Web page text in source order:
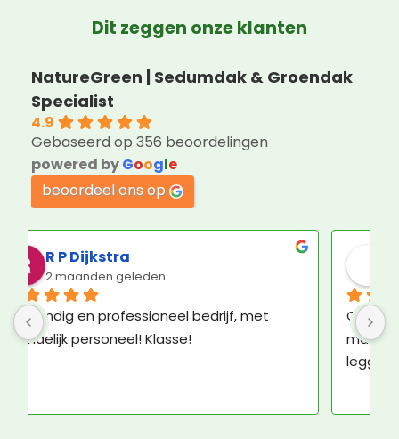
Dit zeggen onze klanten
NatureGreen | Sedumdak & Groendak
Specialist
4.9
Gebaseerd op 356 beoordelingen
powered byGoogle
beoordeel ons op
Jorin Hoogenboom
3 maanden geleden
Geweldige service en ruim voldoende
materiaal om het groene dak zelf aan te